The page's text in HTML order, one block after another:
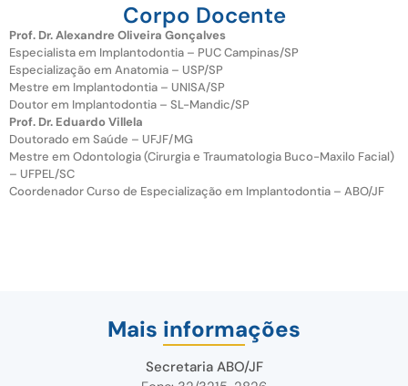
Corpo Docente
Prof. Dr. Alexandre Oliveira Gonçalves
Especialista em Implantodontia – PUC Campinas/SP
Especialização em Anatomia – USP/SP
Mestre em Implantodontia – UNISA/SP
Doutor em Implantodontia – SL-Mandic/SP
Prof. Dr. Eduardo Villela
Doutorado em Saúde – UFJF/MG
Mestre em Odontologia (Cirurgia e Traumatologia Buco-Maxilo Facial)
– UFPEL/SC
Coordenador Curso de Especialização em Implantodontia – ABO/JF
Mais informações
Secretaria ABO/JF